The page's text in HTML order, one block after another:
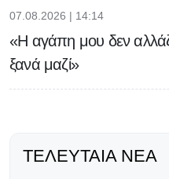
07.08.2026 | 14:14
«Η αγάπη μου δεν
ξανά μαζί»
ΤΕΛΕΥΤΑΊΑ ΝΈΑ